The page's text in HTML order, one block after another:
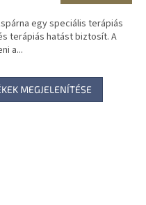
egy speciális terápiás
terápiás hatást biztosít. A
a...
MEGJELENÍTÉSE